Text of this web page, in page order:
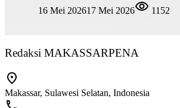
16 Mei 202617 Mei 2026 1152
Redaksi MAKASSARPENA
Makassar, Sulawesi Selatan, Indonesia